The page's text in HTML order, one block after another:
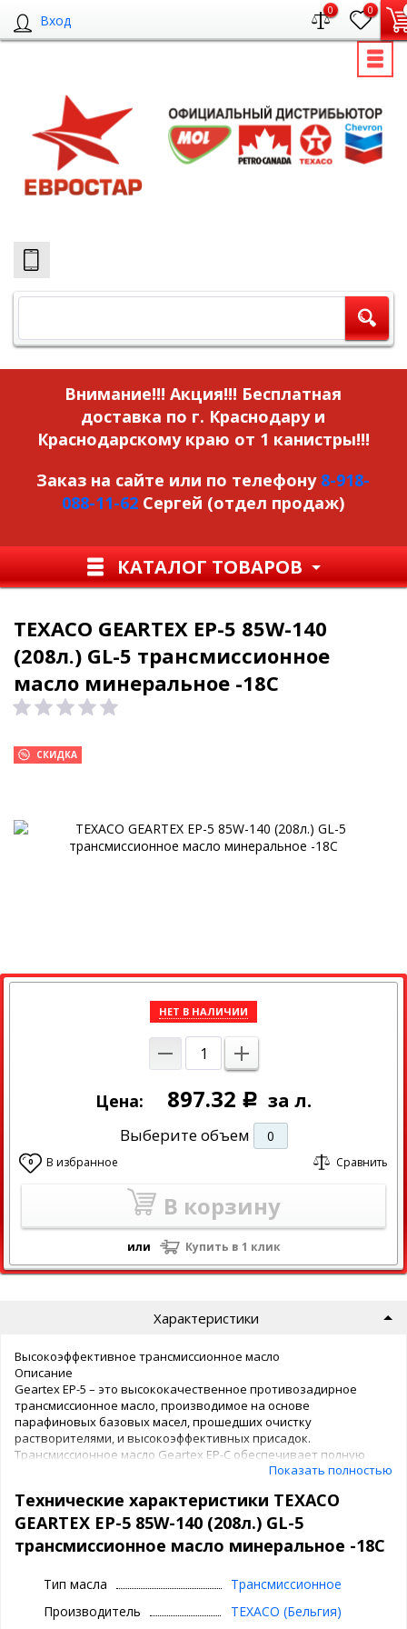
Вход
0 0
Внимание!!! Акция!!! Бесплатная
доставка по г. Краснодару и
Краснодарскому краю от 1 канистры!!!
Заказ на сайте или по телефону 8-918-
088-11-62 Сергей (отдел продаж)
КАТАЛОГ ТОВАРОВ
TEXACO GEARTEX EP-5 85W-140
(208л.) GL-5 трансмиссионное
масло минеральное -18С
СКИДКА
НЕТ В НАЛИЧИИ
Цена: 897.32 Р за л.
Выберите объем 0
0 В избранное Сравнить
В корзину
или Купить в 1 клик
Характеристики
Высокоэффективное трансмиссионное масло
Описание
Geartex EP-5 – это высококачественное противозадирное
трансмиссионное масло, производимое на основе
парафиновых базовых масел, прошедших очистку
растворителями, и высокоэффективных присадок.
Трансмиссионное масло Geartex EP-C обеспечивает полную
защиту автомобильных коробок передач, рулевых
гипоидными, спиральнозубыми коническими,
двухступенчатыми передачами, а также всех типов
двухскоростных задних мостов, в том числе червячных
зубчатых передач, в очень широком диапазоне температур
вязкости:
Показать полностью
Технические характеристики TEXACO
GEARTEX EP-5 85W-140 (208л.) GL-5
трансмиссионное масло минеральное -18С
Тип масла
Трансмиссионное
Производитель
TEXACO (Бельгия)